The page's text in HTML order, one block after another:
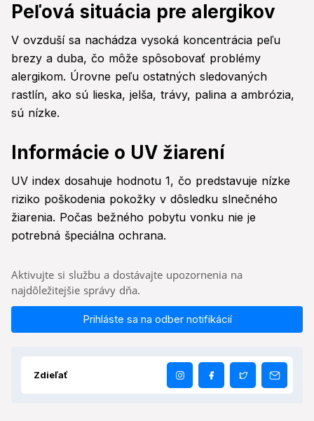
Peľová situácia pre alergikov
V ovzduší sa nachádza vysoká koncentrácia peľu
brezy a duba, čo môže spôsobovať problémy
alergikom. Úrovne peľu ostatných sledovaných
rastlín, ako sú lieska, jelša, trávy, palina a ambrózia,
sú nízke.
Informácie o UV žiarení
UV index dosahuje hodnotu 1, čo predstavuje nízke
riziko poškodenia pokožky v dôsledku slnečného
žiarenia. Počas bežného pobytu vonku nie je
potrebná špeciálna ochrana.
Aktivujte si službu a dostávajte upozornenia na
najdôležitejšie správy dňa.
Prihláste sa na odber notifikácií
Zdieľať